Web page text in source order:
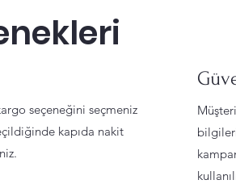
seçeneğini seçmeniz
kapıda nakit